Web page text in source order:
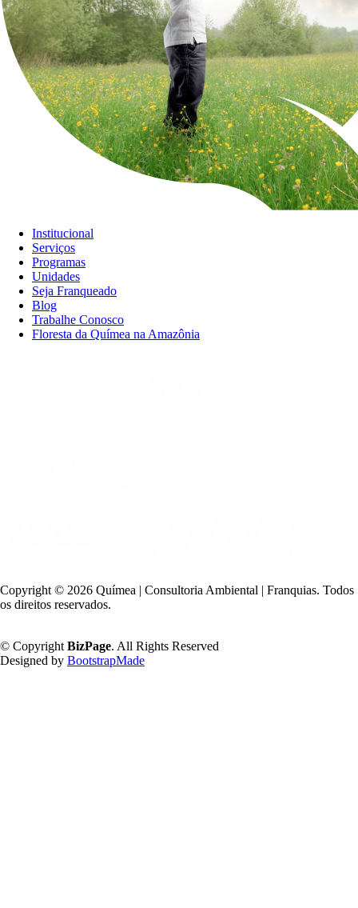
Institucional
Serviços
Programas
Unidades
Seja Franqueado
Blog
Trabalhe Conosco
Floresta da Químea na Amazônia
Copyright © 2026 Químea | Consultoria Ambiental | Franquias. Todos
os direitos reservados.
© CopyrightBizPage. All Rights Reserved
Designed by BootstrapMade